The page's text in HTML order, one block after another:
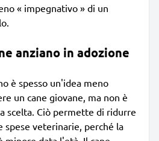
« impegnativo » di un
anziano in adozione
è spesso un'idea meno
un cane giovane, ma non è
scelta. Ciò permette di ridurre
spese veterinarie, perché la